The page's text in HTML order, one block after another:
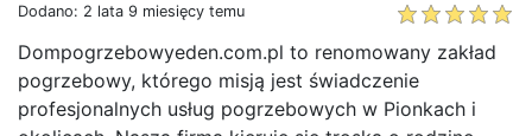
Dodano: 2 lata 9 miesięcy temu
Dompogrzebowyeden.com.pl to renomowany zakład
pogrzebowy, którego misją jest świadczenie
profesjonalnych usług pogrzebowych w Pionkach i